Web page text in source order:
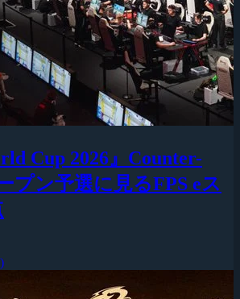
Cup 2026』Counter-
プン予選に見るFPS eス